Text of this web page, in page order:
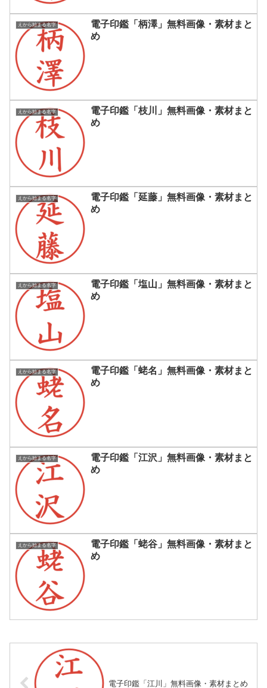
えから始まる名字
電子印鑑「柄澤」無料画像・素材まと
め
えから始まる名字
電子印鑑「枝川」無料画像・素材まと
め
えから始まる名字
電子印鑑「延藤」無料画像・素材まと
め
えから始まる名字
電子印鑑「塩山」無料画像・素材まと
め
えから始まる名字
電子印鑑「蛯名」無料画像・素材まと
め
えから始まる名字
電子印鑑「江沢」無料画像・素材まと
め
えから始まる名字
電子印鑑「蛯谷」無料画像・素材まと
め
電子印鑑「江川」無料画像・素材まとめ